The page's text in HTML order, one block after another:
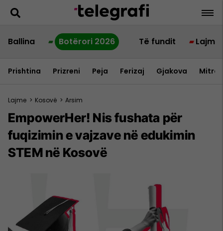
Ballina Botërori 2026 Të fundit Lajme
Prishtina Prizreni Peja Ferizaj Gjakova
Lajme > Kosovë > Arsim
EmpowerHer! Nis fushata për
fuqizimin e vajzave në edukimin
STEM në Kosovë